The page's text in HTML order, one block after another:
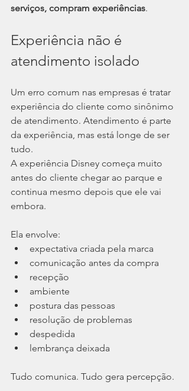
serviços, compram experiências.
Experiência não é
atendimento isolado
Um erro comum nas empresas é tratar
experiência do cliente como sinônimo
de atendimento. Atendimento é parte
da experiência, mas está longe de ser
tudo.
A experiência Disney começa muito
antes do cliente chegar ao parque e
continua mesmo depois que ele vai
embora.
Ela envolve:
expectativa criada pela marca
comunicação antes da compra
recepção
ambiente
postura das pessoas
resolução de problemas
despedida
lembrança deixada
Tudo comunica. Tudo gera percepção.